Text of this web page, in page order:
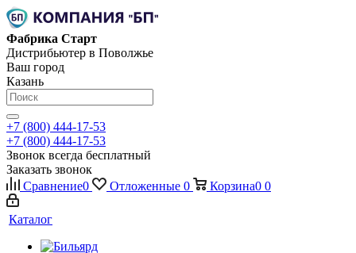
Фабрика Старт
Дистрибьютер в Поволжье
Ваш город
Казань
+7 (800) 444-17-53
+7 (800) 444-17-53
Звонок всегда бесплатный
Заказать звонок
Сравнение0 Отложенные 0 Корзина0 0
Каталог